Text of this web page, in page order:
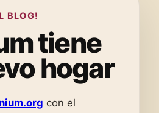
BLOG!
tiene
hogar
con el